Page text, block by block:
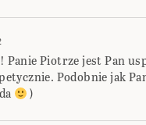
Piotrze jest Pan
Podobnie jak
)